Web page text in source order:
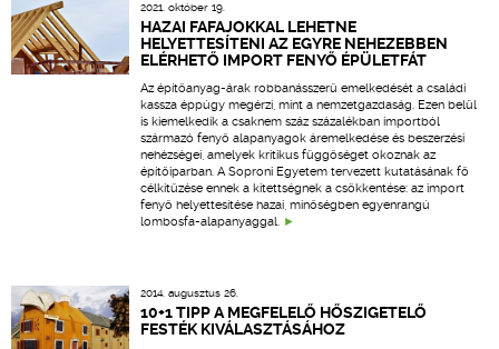
2021. október 19.
HAZAI FAFAJOKKAL LEHETNE
HELYETTESÍTENI AZ EGYRE NEHEZEBBEN
ELÉRHETŐ IMPORT FENYŐ ÉPÜLETFÁT
Az építőanyag-árak robbanásszerű emelkedését a családi
kassza éppúgy megérzi, mint a nemzetgazdaság. Ezen belül
is kiemelkedik a csaknem száz százalékban importból
származó fenyő alapanyagok áremelkedése és beszerzési
nehézségei, amelyek kritikus függőséget okoznak az
építőiparban. A Soproni Egyetem tervezett kutatásának fő
célkitűzése ennek a kitettségnek a csökkentése: az import
fenyő helyettesítése hazai, minőségben egyenrangú
lombosfa-alapanyaggal.
2014. augusztus 26.
10+1 TIPP A MEGFELELŐ HŐSZIGETELŐ
FESTÉK KIVÁLASZTÁSÁHOZ